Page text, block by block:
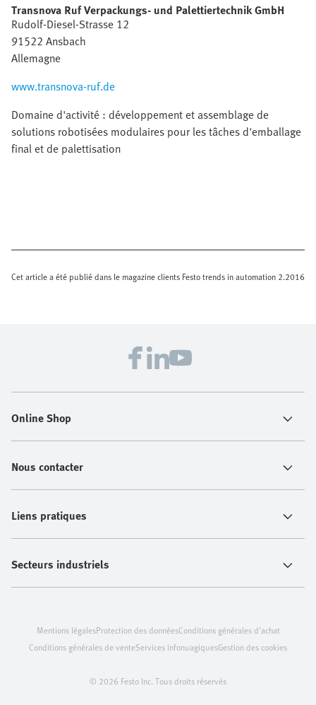
Transnova Ruf Verpackungs- und Palettiertechnik GmbH
Rudolf-Diesel-Strasse 12
91522 Ansbach
Allemagne
www.transnova-ruf.de
Domaine d'activité : développement et assemblage de
solutions robotisées modulaires pour les tâches d'emballage
final et de palettisation
Cet article a été publié dans le magazine clients Festo trends in automation 2.2016
Online Shop
Nous contacter
Liens pratiques
Secteurs industriels
© 2026 Festo Inc. Tous droits réservés
Mentions légalesProtection des donnéesConditions générales d'achat
Conditions générales de venteServices infonuagiquesGestion des cookies